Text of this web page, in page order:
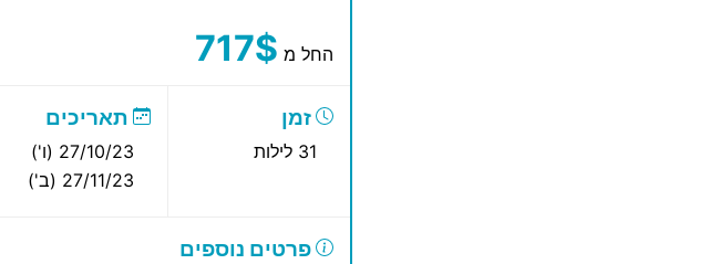
החל מ 717$
זמן
31 לילות
תאריכים
27/10/23 (ו')
27/11/23 (ב')
פרטים נוספים